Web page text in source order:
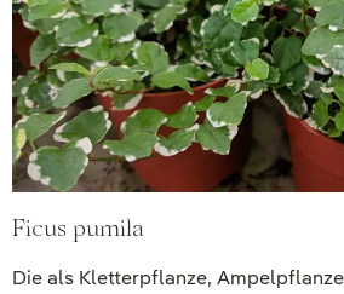
Ficus pumila
Die als Kletterpflanze,